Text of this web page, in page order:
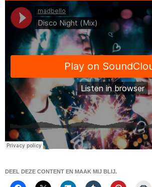
DEEL DEZE CONTENT EN MAAK MIJ BLIJ.